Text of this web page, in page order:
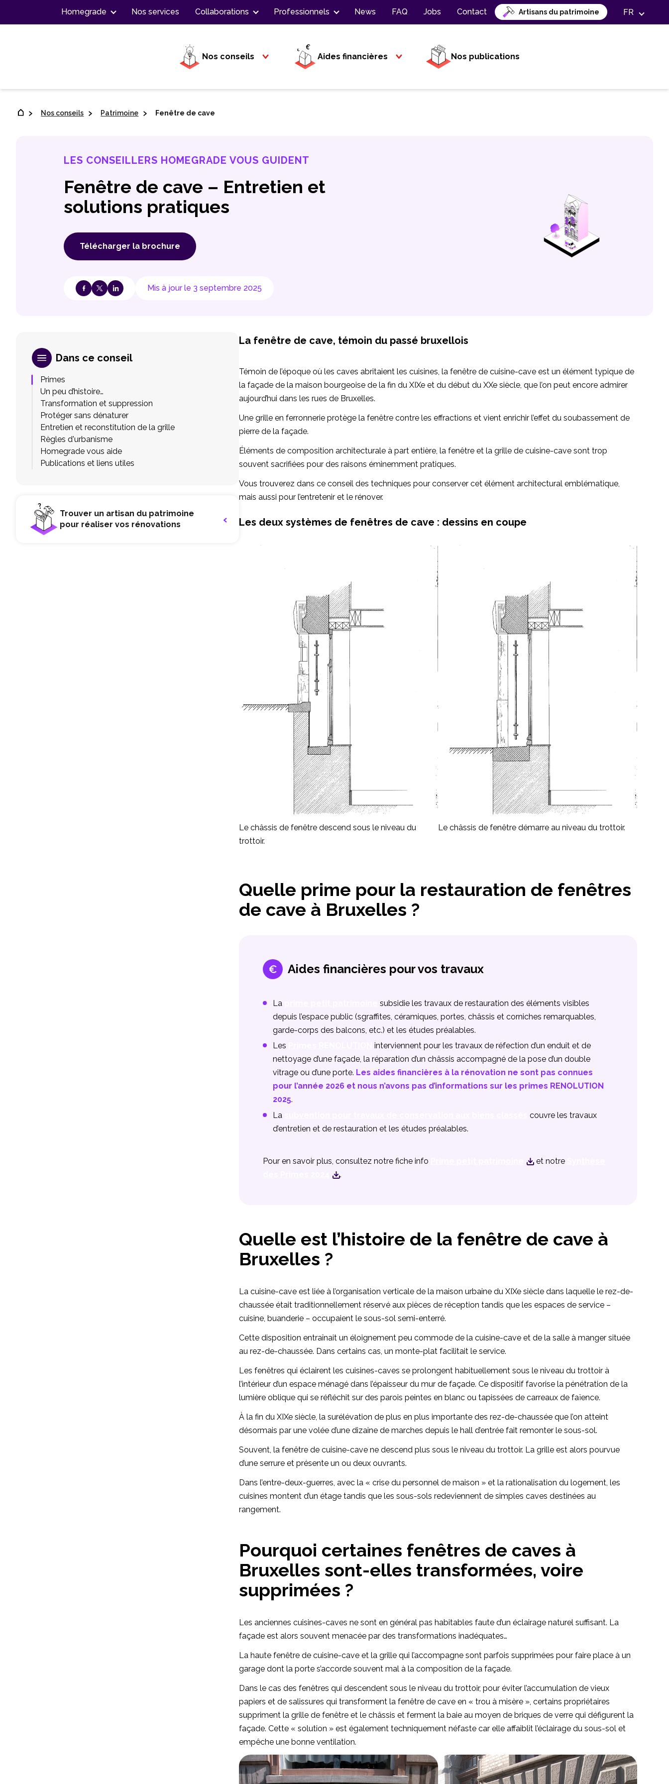
Homegrade Nos services Collaborations Professionnels News FAQ Jobs Contact Artisans du patrimoine FR
Nos conseils Aides financières Nos publications
Nos conseils Patrimoine Fenêtre de cave
LES CONSEILLERS HOMEGRADE VOUS GUIDENT
Fenêtre de cave – Entretien et
solutions pratiques
Télécharger la brochure
Mis à jour le 3 septembre 2025
Dans ce conseil
Primes
Un peu d’histoire…
Transformation et suppression
Protéger sans dénaturer
Entretien et reconstitution de la grille
Règles d'urbanisme
Homegrade vous aide
Publications et liens utiles
Trouver un artisan du patrimoine
pour réaliser vos rénovations
La fenêtre de cave, témoin du passé bruxellois
Témoin de l’époque où les caves abritaient les cuisines, la fenêtre de cuisine-cave est un élément typique de
la façade de la maison bourgeoise de la fin du XIXe et du début du XXe siècle, que l’on peut encore admirer
aujourd’hui dans les rues de Bruxelles.
Une grille en ferronnerie protège la fenêtre contre les effractions et vient enrichir l’effet du soubassement de
pierre de la façade.
Éléments de composition architecturale à part entière, la fenêtre et la grille de cuisine-cave sont trop
souvent sacrifiées pour des raisons éminemment pratiques.
Vous trouverez dans ce conseil des techniques pour conserver cet élément architectural emblématique,
mais aussi pour l’entretenir et le rénover.
Les deux systèmes de fenêtres de cave : dessins en coupe
Le châssis de fenêtre descend sous le niveau du
trottoir.
Le châssis de fenêtre démarre au niveau du trottoir.
Quelle prime pour la restauration de fenêtres
de cave à Bruxelles ?
Aides financières pour vos travaux
La
subsidie les travaux de restauration des éléments visibles
depuis l’espace public (sgraffites, céramiques, portes, châssis et corniches remarquables,
garde-corps des balcons, etc.) et les études préalables.
Les
interviennent pour les travaux de réfection d’un enduit et de
nettoyage d’une façade, la réparation d’un châssis accompagné de la pose d’un double
vitrage ou d’une porte. Les aides financières à la rénovation ne sont pas connues
pour l’année 2026 et nous n’avons pas d’informations sur les primes RENOLUTION
2025.
La
couvre les travaux
d’entretien et de restauration et les études préalables.
Pour en savoir plus, consultez notre fiche info et notre
.
Quelle est l’histoire de la fenêtre de cave à
Bruxelles ?
La cuisine-cave est liée à l’organisation verticale de la maison urbaine du XIXe siècle dans laquelle le rez-de-
chaussée était traditionnellement réservé aux pièces de réception tandis que les espaces de service –
cuisine, buanderie – occupaient le sous-sol semi-enterré.
Cette disposition entraînait un éloignement peu commode de la cuisine-cave et de la salle à manger située
au rez-de-chaussée. Dans certains cas, un monte-plat facilitait le service.
Les fenêtres qui éclairent les cuisines-caves se prolongent habituellement sous le niveau du trottoir à
l’intérieur d’un espace ménagé dans l’épaisseur du mur de façade. Ce dispositif favorise la pénétration de la
lumière oblique qui se réfléchit sur des parois peintes en blanc ou tapissées de carreaux de faïence.
À la fin du XIXe siècle, la surélévation de plus en plus importante des rez-de-chaussée que l’on atteint
désormais par une volée d’une dizaine de marches depuis le hall d’entrée fait remonter le sous-sol.
Souvent, la fenêtre de cuisine-cave ne descend plus sous le niveau du trottoir. La grille est alors pourvue
d’une serrure et présente un ou deux ouvrants.
Dans l’entre-deux-guerres, avec la « crise du personnel de maison » et la rationalisation du logement, les
cuisines montent d’un étage tandis que les sous-sols redeviennent de simples caves destinées au
rangement.
Pourquoi certaines fenêtres de caves à
Bruxelles sont-elles transformées, voire
supprimées ?
Les anciennes cuisines-caves ne sont en général pas habitables faute d’un éclairage naturel suffisant. La
façade est alors souvent menacée par des transformations inadéquates…
La haute fenêtre de cuisine-cave et la grille qui l’accompagne sont parfois supprimées pour faire place à un
garage dont la porte s’accorde souvent mal à la composition de la façade.
Dans le cas des fenêtres qui descendent sous le niveau du trottoir, pour éviter l’accumulation de vieux
papiers et de salissures qui transforment la fenêtre de cave en « trou à misère », certains propriétaires
suppriment la grille de fenêtre et le châssis et ferment la baie au moyen de briques de verre qui défigurent la
façade. Cette « solution » est également techniquement néfaste car elle affaiblit l’éclairage du sous-sol et
empêche une bonne ventilation.